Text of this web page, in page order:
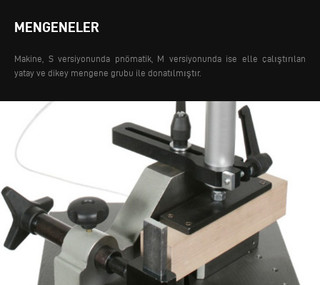
MENGENELER
Makine, S versiyonunda pnömatik, M versiyonunda ise elle çalıştırılan
yatay ve dikey mengene grubu ile donatılmıştır.